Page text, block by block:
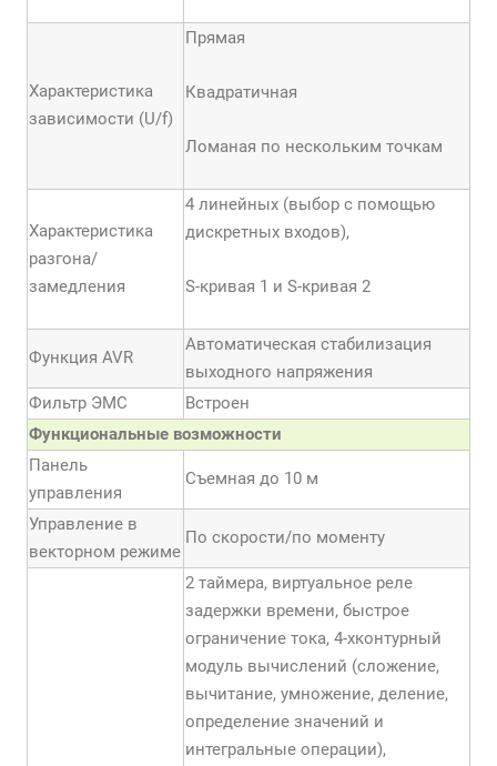
Характеристика
зависимости (U/f)
Прямая
Квадратичная
Ломаная по нескольким точкам
Характеристика
разгона/
замедления
4 линейных (выбор с помощью
дискретных входов),
S-кривая 1 и S-кривая 2
Функция AVR
Автоматическая стабилизация
выходного напряжения
Фильтр ЭМС
Встроен
Функциональные возможности
Панель
управления
Съемная до 10 м
Управление в
векторном режиме
По скорости/по моменту
2 таймера, виртуальное реле
задержки времени, быстрое
ограничение тока, 4-хконтурный
модуль вычислений (сложение,
вычитание, умножение, деление,
определение значений и
интегральные операции),